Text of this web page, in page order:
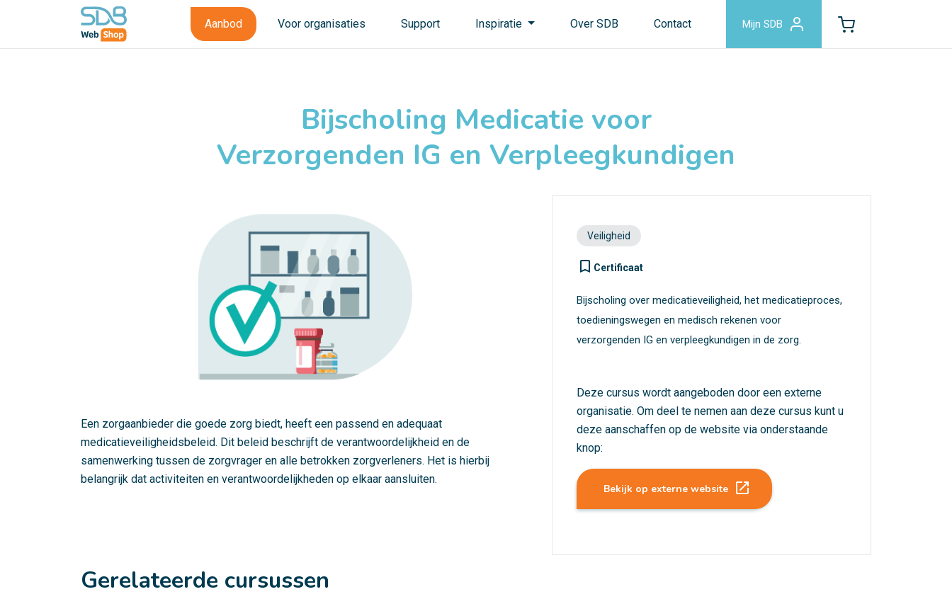
Aanbod Voor organisaties Support Inspiratie Over SDB Contact Mijn SDB
Bijscholing Medicatie voor
Verzorgenden IG en Verpleegkundigen
Een zorgaanbieder die goede zorg biedt, heeft een passend en adequaat
medicatieveiligheidsbeleid. Dit beleid beschrijft de verantwoordelijkheid en de
samenwerking tussen de zorgvrager en alle betrokken zorgverleners. Het is hierbij
belangrijk dat activiteiten en verantwoordelijkheden op elkaar aansluiten.
Veiligheid
turned_in_not Certificaat
Bijscholing over medicatieveiligheid, het medicatieproces,
toedieningswegen en medisch rekenen voor
verzorgenden IG en verpleegkundigen in de zorg.
Deze cursus wordt aangeboden door een externe
organisatie. Om deel te nemen aan deze cursus kunt u
deze aanschaffen op de website via onderstaande
knop:
Bekijk op externe website launch
Gerelateerde cursussen